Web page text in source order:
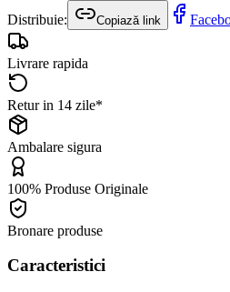
Distribuie:
Copiază link
Livrare rapida
Retur in 14 zile*
Ambalare sigura
100% Produse Originale
Bronare produse
Caracteristici